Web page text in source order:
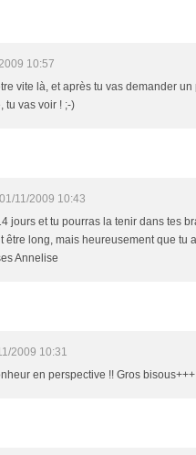
10:57
vite là, et après tu vas demander un
tu vas voir ! ;-)
01/11/2009 10:43
jours et tu pourras la tenir dans tes
être long, mais heureusement que tu
Annelise
2009 10:31
en perspective !! Gros bisous+++